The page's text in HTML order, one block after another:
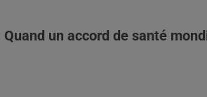
Quand un accord de santé